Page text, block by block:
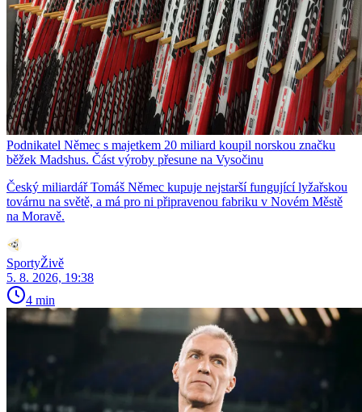
Podnikatel Němec s majetkem 20 miliard koupil norskou značku
běžek Madshus. Část výroby přesune na Vysočinu
Český miliardář Tomáš Němec kupuje nejstarší fungující lyžařskou
továrnu na světě, a má pro ni připravenou fabriku v Novém Městě
na Moravě.
SportyŽivě
5. 8. 2026, 19:38
4 min